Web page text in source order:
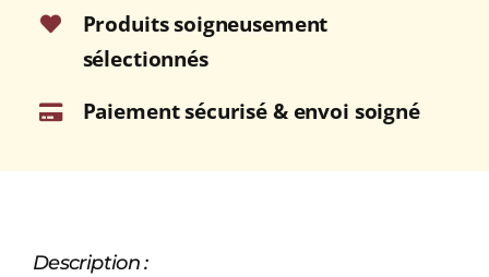
Produits soigneusement
sélectionnés
Paiement sécurisé & envoi soigné
Description :